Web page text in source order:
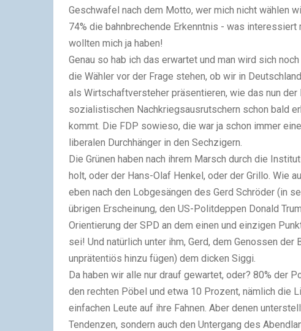
Geschwafel nach dem Motto, wer mich nicht wählen
74% die bahnbrechende Erkenntnis - was
wollten mich ja haben!
Genau so hab ich das erwartet und man wird sich
die Wähler vor der Frage stehen, ob wir in
als Wirtschaftversteher präsentieren, wie das nun der
sozialistischen Nachkriegsausrutschern schon bald
kommt. Die FDP sowieso, die war ja schon immer
liberalen Durchhänger in den Sechzigern.
Die Grünen haben nach ihrem Marsch durch die
holt, oder der Hans-Olaf Henkel, oder der Grillo. Wie
eben nach den Lobgesängen des Gerd Schröder (in
übrigen Erscheinung, den US-Politdeppen Donald
Orientierung der SPD an dem einen und einzigen
sei! Und natürlich unter ihm, Gerd, dem Genossen
unprätentiös hinzu fügen) dem dicken Siggi.
Da haben wir alle nur drauf gewartet, oder? 80% der
den rechten Pöbel und etwa 10 Prozent, nämlich die
einfachen Leute auf ihre Fahnen. Aber denen
Tendenzen, sondern auch den Untergang des